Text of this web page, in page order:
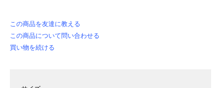
この商品を友達に教える
この商品について問い合わせる
買い物を続ける